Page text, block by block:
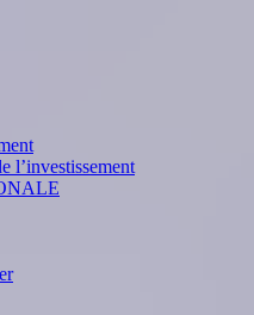
l’investissement